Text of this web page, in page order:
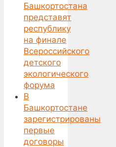
Башкортостана
представят
республику
на финале
Всероссийского
детского
экологического
форума
В
Башкортостане
зарегистрированы
первые
договоры